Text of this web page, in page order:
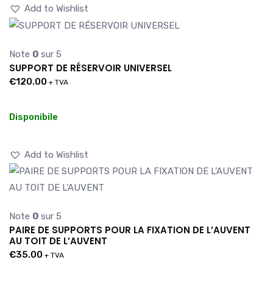
Add to Wishlist
Note 0 sur 5
SUPPORT DE RÉSERVOIR UNIVERSEL
€120.00 + TVA
Disponibile
Add to Wishlist
Note 0 sur 5
PAIRE DE SUPPORTS POUR LA FIXATION DE L’AUVENT
AU TOIT DE L’AUVENT
€35.00 + TVA